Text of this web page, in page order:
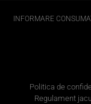
Politica de
Regulament
INFORMARE